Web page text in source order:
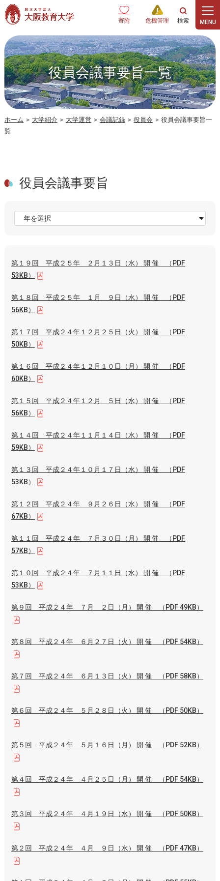
本文へ
寄附 危機管理
役員会議事要旨一覧
ホーム > 大学紹介 > 大学運営 > 会議記録 > 役員会 > 役員会議事要旨一
覧
役員会議事要旨
第１９回 平成２５年 ２月１３日（水） 開 催 （PDF
53KB）
第１８回 平成２５年 １月 ９日（水） 開 催 （PDF
56KB）
第１７回 平成２４年１２月２５日（火） 開 催 （PDF
50KB）
第１６回 平成２４年１２月１０日（月） 開 催 （PDF
60KB）
第１５回 平成２４年１２月 ５日（水） 開 催 （PDF
56KB）
第１４回 平成２４年１１月１４日（水） 開 催 （PDF
59KB）
第１３回 平成２４年１０月１７日（水） 開 催 （PDF
53KB）
第１２回 平成２４年 ９月２６日（水） 開 催 （PDF
67KB）
第１１回 平成２４年 ７月３０日（月） 開 催 （PDF
57KB）
第１０回 平成２４年 ７月１１日（水） 開 催 （PDF
53KB）
第９回 平成２４年 ７月 ２日（月） 開 催 （PDF 49KB）
第８回 平成２４年 ６月２７日（火） 開 催 （PDF 54KB）
第７回 平成２４年 ６月１３日（火） 開 催 （PDF 58KB）
第６回 平成２４年 ５月２８日（火） 開 催 （PDF 50KB）
第５回 平成２４年 ５月１６日（月） 開 催 （PDF 52KB）
第４回 平成２４年 ４月２５日（月） 開 催 （PDF 54KB）
第３回 平成２４年 ４月１９日（水） 開 催 （PDF 50KB）
第２回 平成２４年 ４月 ９日（水） 開 催 （PDF 47KB）